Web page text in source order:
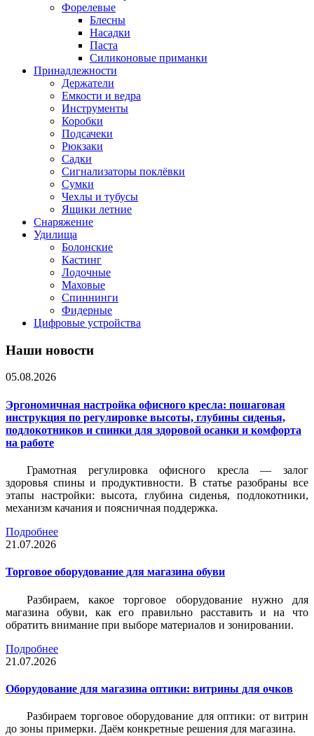
Форелевые
Блесны
Насадки
Паста
Силиконовые приманки
Принадлежности
Держатели
Емкости и ведра
Инструменты
Коробки
Подсачеки
Рюкзаки
Садки
Сигнализаторы поклёвки
Сумки
Чехлы и тубусы
Ящики летние
Снаряжение
Удилища
Болонские
Кастинг
Лодочные
Маховые
Спиннинги
Фидерные
Цифровые устройства
Наши новости
05.08.2026
Эргономичная настройка офисного кресла: пошаговая
инструкция по регулировке высоты, глубины сиденья,
подлокотников и спинки для здоровой осанки и комфорта
на работе
Грамотная регулировка офисного кресла — залог
здоровья спины и продуктивности. В статье разобраны все
этапы настройки: высота, глубина сиденья, подлокотники,
механизм качания и поясничная поддержка.
Подробнее
21.07.2026
Торговое оборудование для магазина обуви
Разбираем, какое торговое оборудование нужно для
магазина обуви, как его правильно расставить и на что
обратить внимание при выборе материалов и зонировании.
Подробнее
21.07.2026
Оборудование для магазина оптики: витрины для очков
Разбираем торговое оборудование для оптики: от витрин
до зоны примерки. Даём конкретные решения для магазина.